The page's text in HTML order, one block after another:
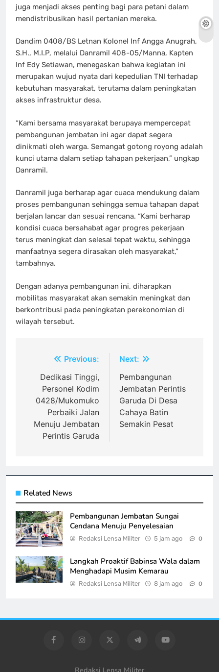
juga menjadi akses penting bagi para petani dalam
mendistribusikan hasil pertanian mereka.
Dandim 0408/BS Letnan Kolonel Inf Angga Anugrah,
S.H., M.I.P, melalui Danramil 408-05/Manna, Kapten
Inf Edy Setiawan, menegaskan bahwa kegiatan ini
merupakan wujud nyata dari kepedulian TNI terhadap
kebutuhan masyarakat, terutama dalam peningkatan
akses infrastruktur desa.
“Kami bersama masyarakat berupaya mempercepat
pembangunan jembatan ini agar dapat segera
dinikmati oleh warga. Semangat gotong royong adalah
kunci utama dalam setiap tahapan pekerjaan,” ungkap
Danramil.
Danramil juga berharap agar cuaca mendukung dalam
proses pembangunan sehingga semua tahapan dapat
berjalan lancar dan sesuai rencana. “Kami berharap
kondisi cuaca bersahabat agar progres pekerjaan
terus meningkat dan selesai tepat waktu, sehingga
manfaatnya segera dirasakan oleh masyarakat,”
tambahnya.
Dengan adanya pembangunan ini, diharapkan
mobilitas masyarakat akan semakin meningkat dan
berkontribusi pada peningkatan perekonomian di
wilayah tersebut.
Navigasi
pos
Previous:
Dedikasi Tinggi,
Personel Kodim
0428/Mukomuko
Perbaiki Jalan
Menuju Jembatan
Perintis Garuda
Next:
Pembangunan
Jembatan Perintis
Garuda Di Desa
Cahaya Batin
Semakin Pesat
Related News
Pembangunan Jembatan Sungai
Cendana Menuju Penyelesaian
Redaksi Lensa Militer 5 jam ago 0
Langkah Proaktif Babinsa Wala dalam
Menghadapi Musim Kemarau
Redaksi Lensa Militer 8 jam ago 0